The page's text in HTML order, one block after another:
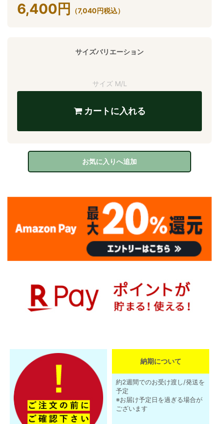
6,400 円 （7,040円税込）
サイズバリエーション
サイズ M/L
カートに入れる
お気に入りへ追加
納期について
約2週間でのお受け渡し/発送を
予定
※お届け予定日を過ぎる場合が
ございます